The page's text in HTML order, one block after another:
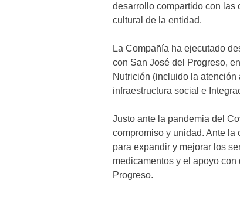
desarrollo compartido con las
cultural de la entidad.
La Compañía ha ejecutado
con San José del Progreso,
Nutrición (incluido la
infraestructura social e
Justo ante la pandemia del
compromiso y unidad. Ante
para expandir y mejorar los
medicamentos y el apoyo
Progreso.